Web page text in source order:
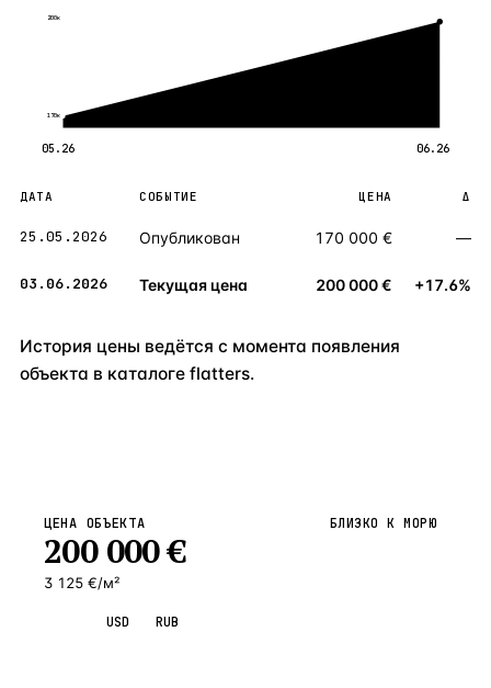
200к
170к
05.26 06.26
ДАТА СОБЫТИЕ ЦЕНА Δ
25.05.2026 Опубликован 170 000 € —
03.06.2026 Текущая цена 200 000 € +17.6%
История цены ведётся с момента появления
объекта в каталоге flatters.
ЦЕНА ОБЪЕКТА
200 000€
3 125 €/м²
БЛИЗКО К МОРЮ
USD RUB